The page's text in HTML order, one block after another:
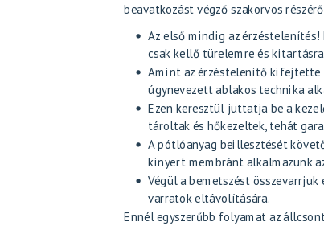
beavatkozást végző szakorvos
Az első mindig az
csak kellő türelemre és kitartásra
Amint az érzéstelenítő kifejtette
úgynevezett ablakos technika
Ezen keresztül juttatja be a
tároltak és hőkezeltek, tehát
A pótlóanyag beillesztését
kinyert membránt alkalmazunk
Végül a bemetszést
varratok eltávolítására.
Ennél egyszerűbb folyamat az